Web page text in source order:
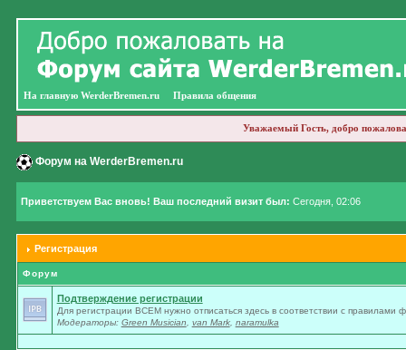
На главную WerderBremen.ru Правила общения
Уважаемый Гость, добро
Форум на WerderBremen.ru
Приветствуем Вас вновь! Ваш последний визит был: Сегодня, 02:06
Регистрация
Форум
Подтверждение регистрации
Для регистрации ВСЕМ нужно отписаться здесь в соответствии с правилами
Модераторы: Green Musician van Mark, naramulka